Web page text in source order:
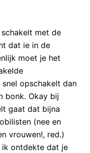
met de
dat ie in de
moet je het
opschakelt dan
bonk. Okay bij
gaat dat bijna
(nee en
vrouwen!, red.)
ik ontdekte dat je